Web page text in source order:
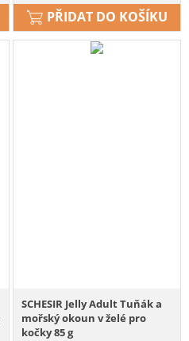
PŘIDAT DO KOŠÍKU
SCHESIR Jelly Adult Tuňák a
mořský okoun v želé pro
kočky 85 g